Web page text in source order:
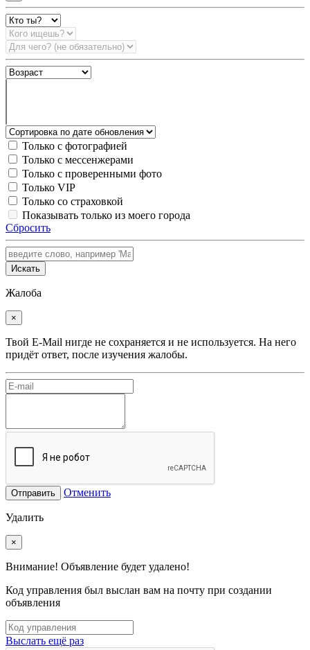
Только с фотографией
Только с мессенжерами
Только с проверенными фото
Только VIP
Только со страховкой
Показывать только из моего города
Сбросить
Искать
Жалоба
×
Твой E-Mail нигде не сохраняется и не используется. На него
придёт ответ, после изучения жалобы.
Отправить Отменить
Удалить
×
Внимание! Объявление будет удалено!
Код управления был выслан вам на почту при создании
объявления
Выслать ещё раз